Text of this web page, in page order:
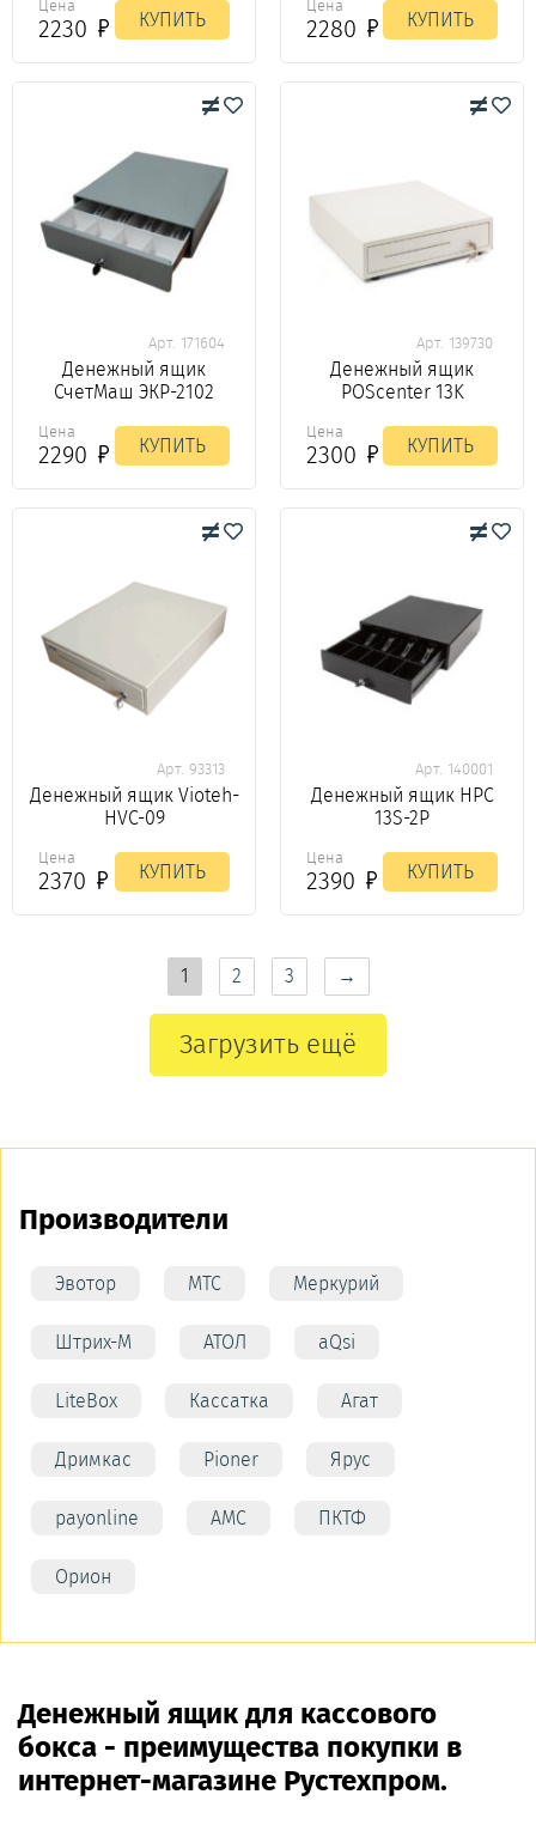
Цена
2230 КУПИТЬ
Цена
2280 КУПИТЬ
Арт. 171604
Денежный ящик
СчетМаш ЭКР-2102
Цена
2290 КУПИТЬ
Арт. 139730
Денежный ящик
POScenter 13K
Цена
2300 КУПИТЬ
Арт. 93313
Денежный ящик Vioteh-
HVC-09
Цена
2370 КУПИТЬ
Арт. 140001
Денежный ящик HPC
13S-2P
Цена
2390 КУПИТЬ
1 2 3 →
Загрузить ещё
Производители
Эвотор МТС Меркурий
Штрих-М АТОЛ aQsi
LiteBox Кассатка Агат
Дримкас Pioner Ярус
payonline АМС ПКТФ
Орион
Денежный ящик для кассового
бокса - преимущества покупки в
интернет-магазине Рустехпром.